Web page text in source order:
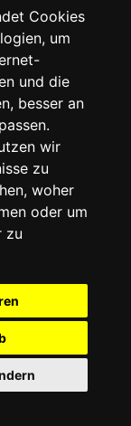
Cookies
um
und die
besser an
wir
zu
woher
oder um
zu